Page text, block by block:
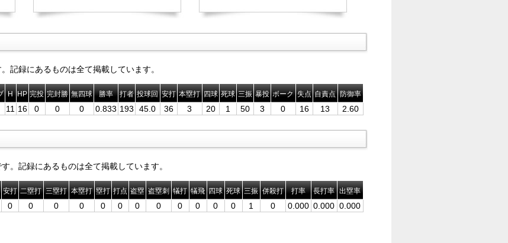
記録にあるものは全て掲載しています。
H HP 完投 完封勝 無四球 勝率 打者 投球回 安打 本塁打 四球 死球 三振 暴投 ボーク 失点 自責点 防御率
11 16 0 0 0 0.833 193 45.0 36 3 20 1 50 3 0 16 13 2.60
。記録にあるものは全て掲載しています。
安打 二塁打 三塁打 本塁打 塁打 打点 盗塁 盗塁刺 犠打 犠飛 四球 死球 三振 併殺打 打率 長打率 出塁率
0 0 0 0 0 0 0 0 0 0 0 0 1 0 0.000 0.000 0.000